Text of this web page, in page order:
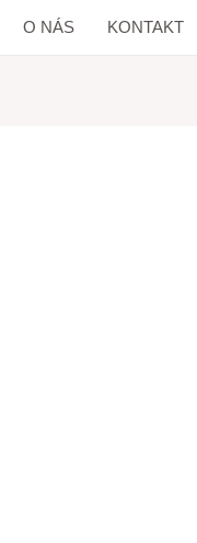
O NÁS KONTAKT